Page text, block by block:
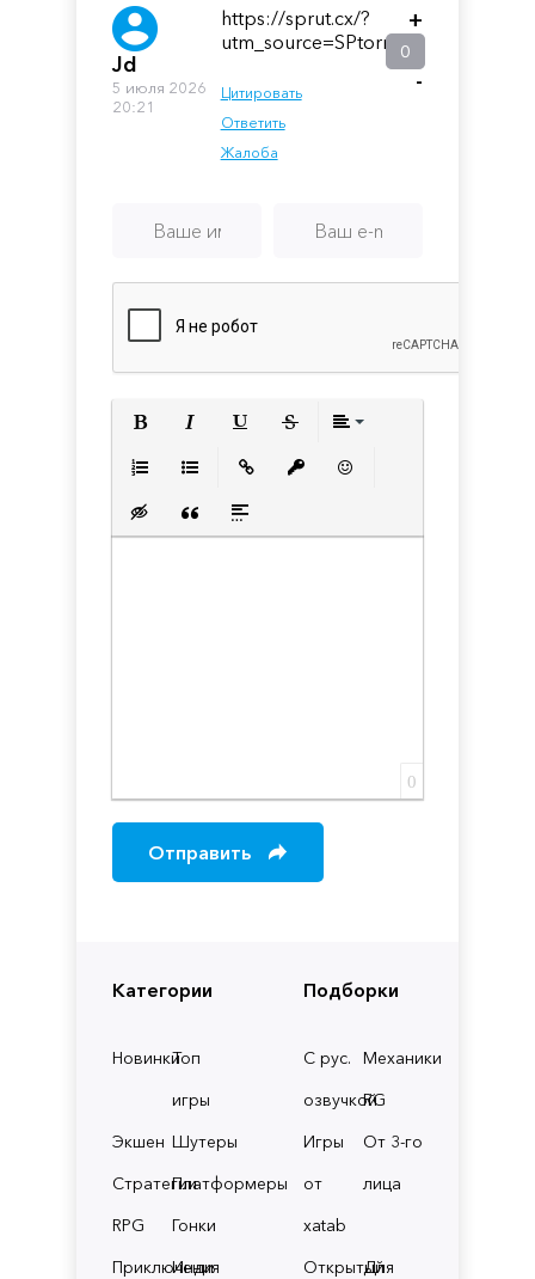
Категории
НовинкиТоп
игры
Экшен Шутеры
СтратегииПлатформеры
RPG
Гонки
Приключения
Инди
Подборки
С рус.
озвучкой
Механики
RG
Игры
от
xatab
От 3-го
лица
Открытый
Для
Jd
5 июля 2026
20:21
https://sprut.cx/?
utm_source=SPtorrent
Цитировать
Ответить
Жалоба
+
0
-
Вставка скрытого текста
Вставка цитаты
Вставка спойлера
0
Отправить